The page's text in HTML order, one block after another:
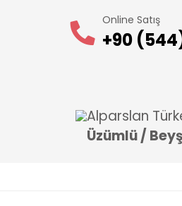
Online Satış
+90
Alparslan
Üzümlü /